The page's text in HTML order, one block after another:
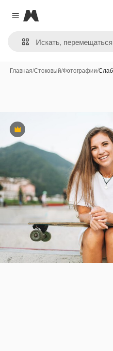
Close menu
Magnific
Главная/Стоковый/Фотографии/
Премиум